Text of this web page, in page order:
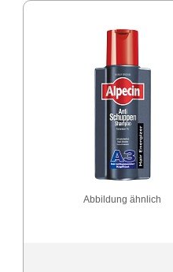
Abbildung ähnlich